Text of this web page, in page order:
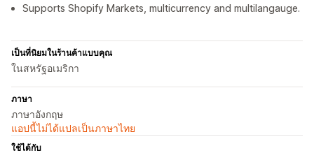
Supports Shopify Markets, multicurrency and multilangauge.
เป็นที่นิยมในร้านค้าแบบคุณ
ในสหรัฐอเมริกา
ภาษา
ภาษาอังกฤษ
แอปนี้ไม่ได้แปลเป็นภาษาไทย
ใช้ได้กับ